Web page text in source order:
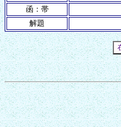
函：帯
解題